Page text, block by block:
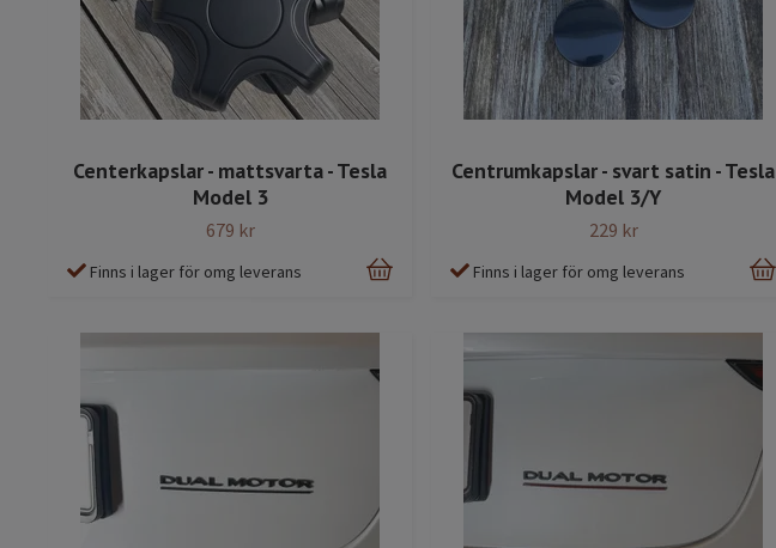
Centerkapslar - mattsvarta - Tesla
Model 3
679 kr
Finns i lager för omg leverans
Centrumkapslar - svart satin - Tesla
Model 3/Y
229 kr
Finns i lager för omg leverans